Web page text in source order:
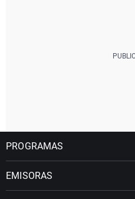
PROGRAMAS
EMISORAS